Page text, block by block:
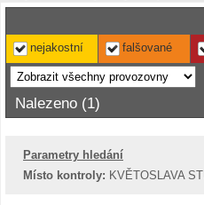
nejakostní falšované
Nalezeno (1)
Parametry hledání
Místo kontroly: KVĚTOSLAVA